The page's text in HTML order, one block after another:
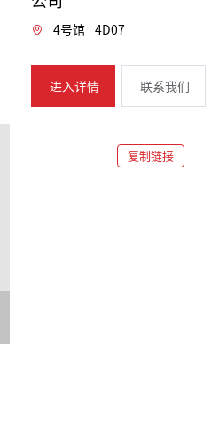
4号馆 4D07
进入详情 联系我们
复制链接